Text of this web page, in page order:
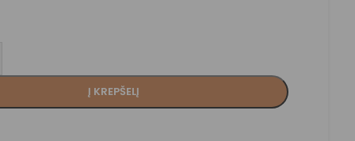
Į KREPŠELĮ